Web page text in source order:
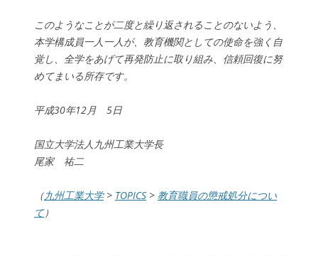
このようなことが二度と繰り返されることのないよう、
本学構成員一人一人が、教育機関としての使命を強く自
覚し、全学をあげて再発防止に取り組み、信頼回復に努
めてまいる所存です。
平成30年12月 5日
国立大学法人九州工業大学長
尾家 祐二
（九州工業大学> TOPICS > 教育職員の懲戒処分につい
て）